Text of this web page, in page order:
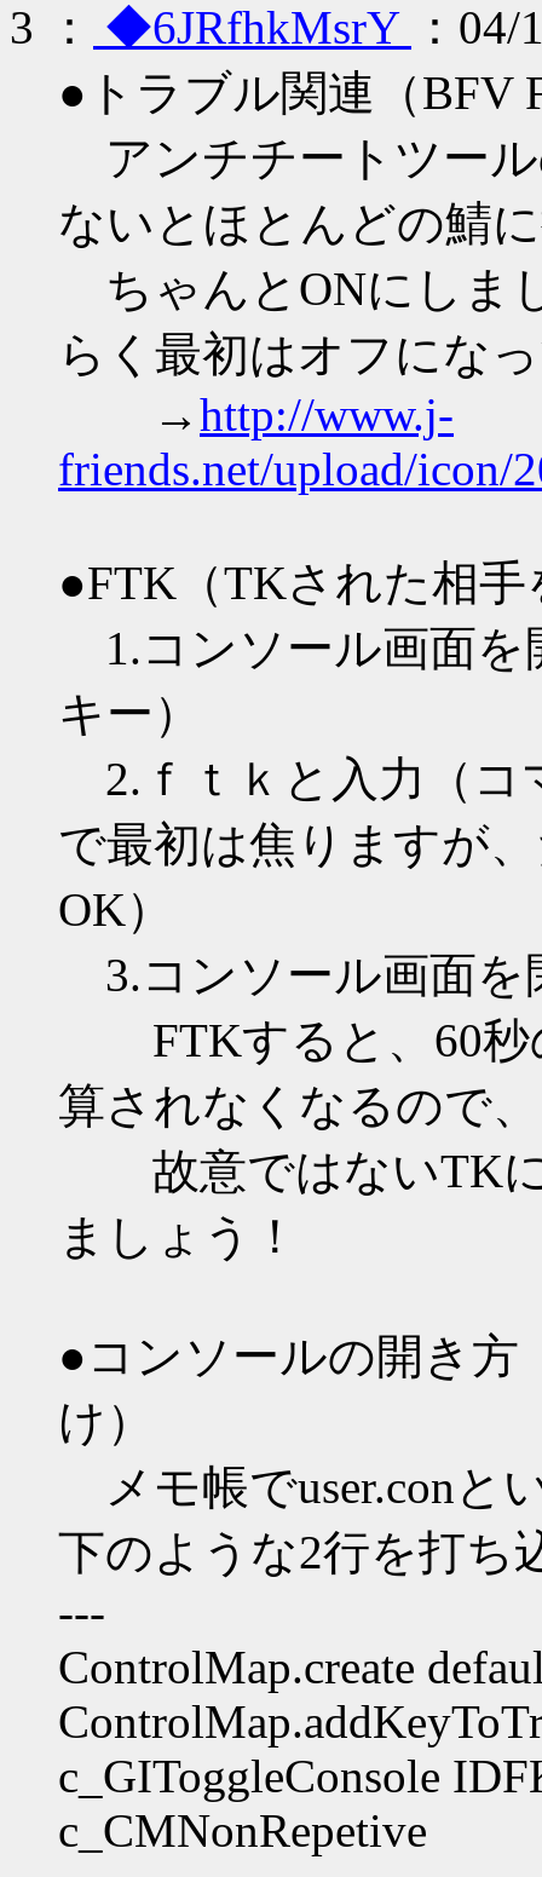
3 ： ◆6JRfhkMsrY
：
●トラブル関連（BFV
アンチチートツー
ないとほとんどの鯖
ちゃんとONにしま
らく最初はオフにな
→http://www.j-
friends.net/upload/icon/
●FTK（TKされた相
1.コンソール画面を
キー）
2.ｆｔｋと入力（コ
で最初は焦りますが
OK）
3.コンソール画面を
FTKすると、60秒
算されなくなるので、
故意ではないTKに
ましょう！
●コンソールの開き方
け）
メモ帳でuser.conと
下のような2行を打ち
---
ControlMap.create
c_GIToggleConsole
c_CMNonRepetive